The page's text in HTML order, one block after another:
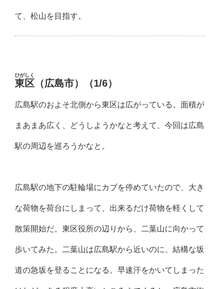
て、松山を目指す。
東区
ひがしく
（広島市）（1/6）
広島駅のおよそ北側から東区は広がっている。面積が
まあまあ広く、どうしようかなと考えて、今回は広島
駅の周辺を巡ろうかなと。
広島駅の地下の駐輪場にカブを停めていたので、大き
な荷物を荷台にしまって、出来るだけ荷物を軽くして
散策開始だ。東区役所の辺りから、二葉山に向かって
歩いてみた。二葉山は広島駅から近いのに、結構な坂
道の急坂を登ることになる。早速汗をかいてしまった